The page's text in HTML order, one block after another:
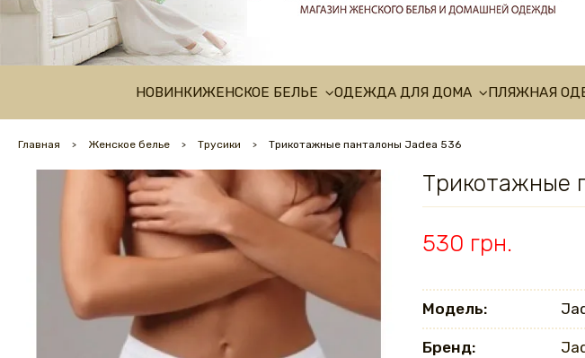
НОВИНКИЖЕНСКОЕ БЕЛЬЕ ОДЕЖДА ДЛЯ ДОМА ПЛЯЖНАЯ
Главная Женское белье Трусики Трикотажные панталоны Jadea 536
Трикотажные
530 грн.
Модель:
Бренд: